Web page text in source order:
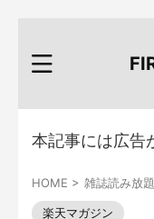
本記事には広告
HOME > 雑誌読み放
楽天マガジン